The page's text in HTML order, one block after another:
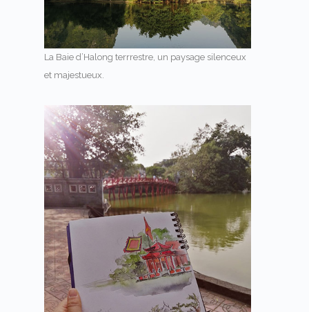
La Baie d’Halong terrrestre, un paysage silenceux
et majestueux.